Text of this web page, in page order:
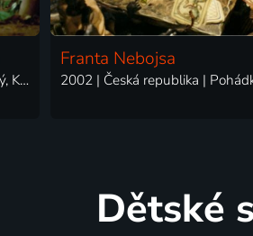
1974 | Československo | Animovaný, Komedie, Loutkový, Pohádka, Rodinný
Franta Nebojsa
Dětské